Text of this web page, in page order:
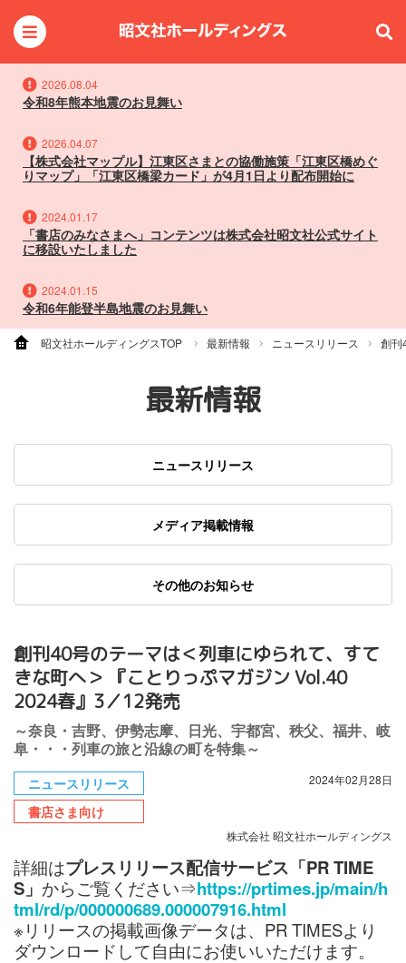
2026.08.04
令和8年熊本地震のお見舞い
2026.04.07
【株式会社マップル】江東区さまとの協働施策「江東区橋めぐ
りマップ」「江東区橋梁カード」が4月1日より配布開始に
2024.01.17
「書店のみなさまへ」コンテンツは株式会社昭文社公式サイト
に移設いたしました
2024.01.15
令和6年能登半島地震のお見舞い
昭文社ホールディングスTOP 最新情報 ニュースリリース 創刊
最新情報
ニュースリリース
メディア掲載情報
その他のお知らせ
創刊40号のテーマは＜列車にゆられて、すて
きな町へ＞ 『ことりっぷマガジン Vol.40
2024春』3／12発売
～奈良・吉野、伊勢志摩、日光、宇都宮、秩父、福井、岐
阜・・・列車の旅と沿線の町を特集～
ニュースリリース
書店さま向け
2024年02月28日
株式会社 昭文社ホールディングス
詳細はプレスリリース配信サービス「PR TIME
S」 からご覧ください⇒https://prtimes.jp/main/h
tml/rd/p/000000689.000007916.html
※リリースの掲載画像データは、PR TIMESより
ダウンロードして自由にお使いいただけます。